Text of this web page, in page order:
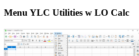
Menu YLC Utilities w LO Calc